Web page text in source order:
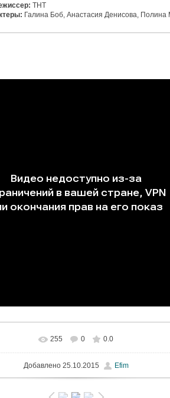
ТНТ
Галина Боб, Анастасия Денисова, Полина
255 0 0.0
Добавлено25.10.2015 Efim